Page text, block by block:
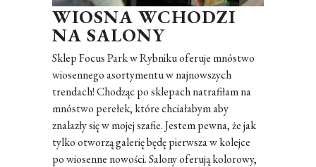
WIOSNA WCHODZI
NA SALONY
Sklep Focus Park w Rybniku oferuje mnóstwo
wiosennego asortymentu w najnowszych
trendach! Chodząc po sklepach natrafiłam na
mnóstwo perełek, które chciałabym aby
znalazły się w mojej szafie. Jestem pewna, że jak
tylko otworzą galerię będę pierwsza w kolejce
po wiosenne nowości. Salony oferują kolorowy,